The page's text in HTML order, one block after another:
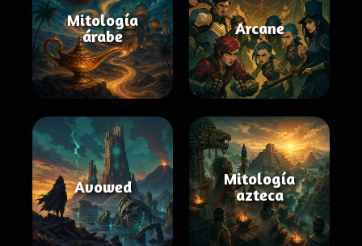
Mitología
árabe
Arcane
Avowed
Mitología
azteca